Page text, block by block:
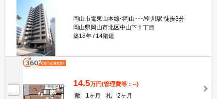
岡山市電東山本線<岡山･･･/柳川駅 徒歩3分
岡山県岡山市北区中山下１丁目
築18年
14階建
14.5万円(管理費等：--)
敷
1ヶ月 礼
2ヶ月